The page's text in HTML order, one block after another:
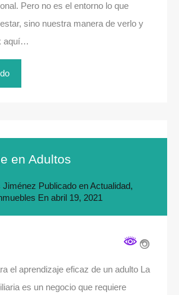
Pero no es el entorno lo que
sino nuestra manera de verlo y
aquí…
en Adultos
Jiménez Publicado enActualidad,
En abril 19, 2021
el aprendizaje eficaz de un adulto La
es un negocio que requiere